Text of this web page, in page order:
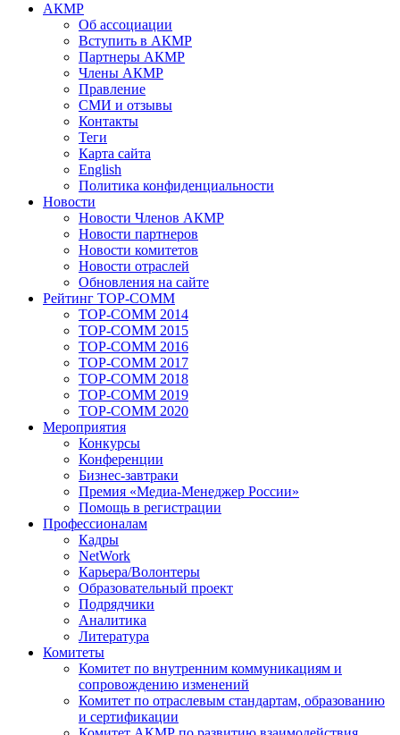
АКМР
Об ассоциации
Вступить в АКМР
Партнеры АКМР
Члены АКМР
Правление
СМИ и отзывы
Контакты
Теги
Карта сайта
English
Политика конфиденциальности
Новости
Новости Членов АКМР
Новости партнеров
Новости комитетов
Новости отраслей
Обновления на сайте
Рейтинг TOP-COMM
TOP-COMM 2014
TOP-COMM 2015
TOP-COMM 2016
TOP-COMM 2017
TOP-COMM 2018
TOP-COMM 2019
TOP-COMM 2020
Мероприятия
Конкурсы
Конференции
Бизнес-завтраки
Премия «Медиа-Менеджер России»
Помощь в регистрации
Профессионалам
Кадры
NetWork
Карьера/Волонтеры
Образовательный проект
Подрядчики
Аналитика
Литература
Комитеты
Комитет по внутренним коммуникациям и
сопровождению изменений
Комитет по отраслевым стандартам, образованию
и сертификации